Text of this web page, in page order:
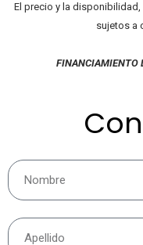
El precio y la
sujetos a
FINANCIAMIENTO